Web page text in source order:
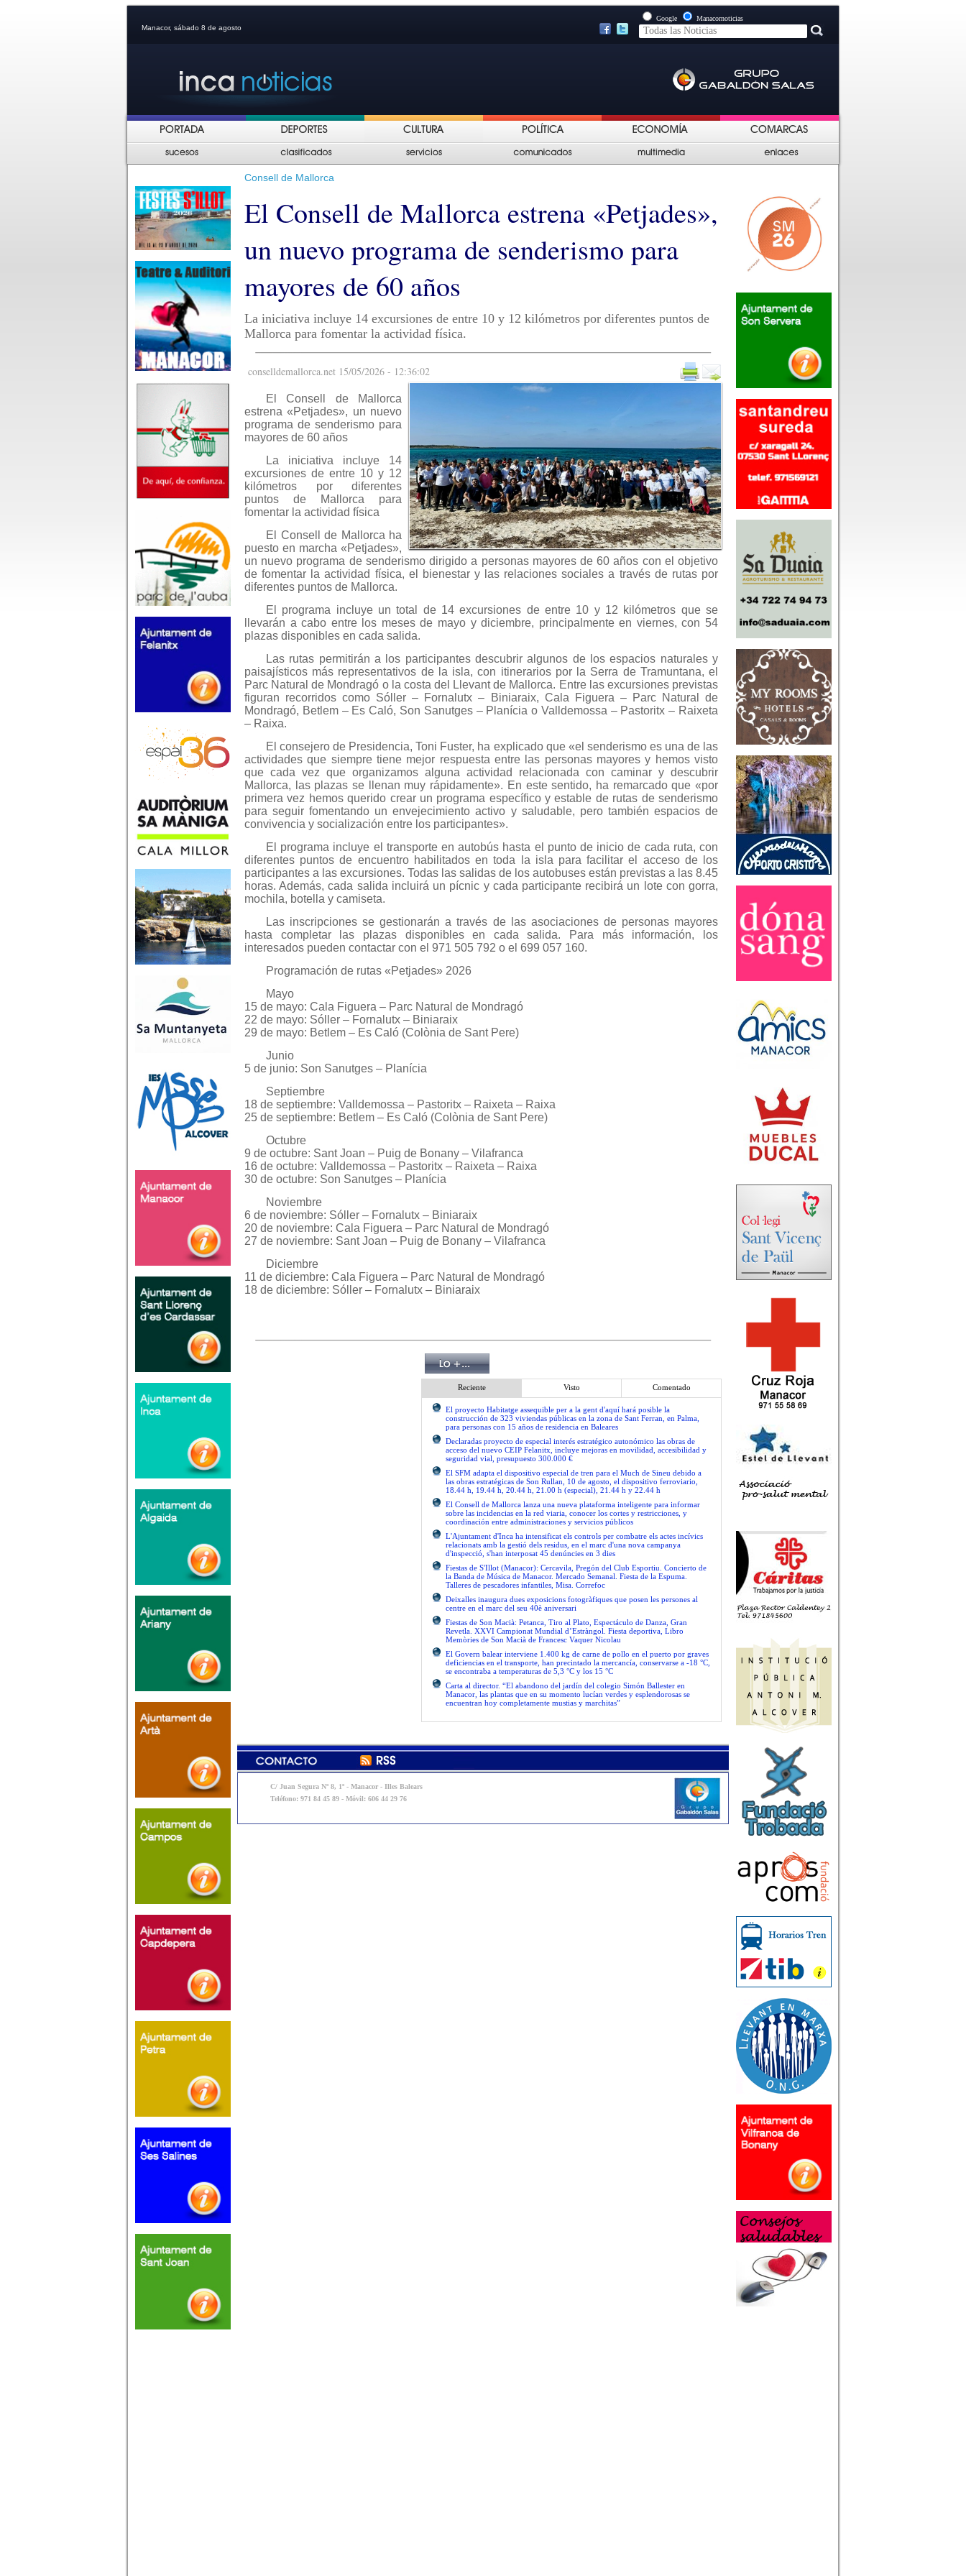
Manacor, sábado 8 de agosto
Google Manacornoticias
Consell de Mallorca
El Consell de Mallorca estrena «Petjades»,
un nuevo programa de senderismo para
mayores de 60 años
La iniciativa incluye 14 excursiones de entre 10 y 12 kilómetros por diferentes puntos de
Mallorca para fomentar la actividad física.
conselldemallorca.net 15/05/2026 - 12:36:02
El Consell de Mallorca
estrena «Petjades», un nuevo
programa de senderismo para
mayores de 60 años
La iniciativa incluye 14
excursiones de entre 10 y 12
kilómetros por diferentes
puntos de Mallorca para
fomentar la actividad física
El Consell de Mallorca ha
puesto en marcha «Petjades»,
un nuevo programa de senderismo dirigido a personas mayores de 60 años con el objetivo
de fomentar la actividad física, el bienestar y las relaciones sociales a través de rutas por
diferentes puntos de Mallorca.
El programa incluye un total de 14 excursiones de entre 10 y 12 kilómetros que se
llevarán a cabo entre los meses de mayo y diciembre, principalmente en viernes, con 54
plazas disponibles en cada salida.
Las rutas permitirán a los participantes descubrir algunos de los espacios naturales y
paisajísticos más representativos de la isla, con itinerarios por la Serra de Tramuntana, el
Parc Natural de Mondragó o la costa del Llevant de Mallorca. Entre las excursiones previstas
figuran recorridos como Sóller – Fornalutx – Biniaraix, Cala Figuera – Parc Natural de
Mondragó, Betlem – Es Caló, Son Sanutges – Planícia o Valldemossa – Pastoritx – Raixeta
– Raixa.
El consejero de Presidencia, Toni Fuster, ha explicado que «el senderismo es una de las
actividades que siempre tiene mejor respuesta entre las personas mayores y hemos visto
que cada vez que organizamos alguna actividad relacionada con caminar y descubrir
Mallorca, las plazas se llenan muy rápidamente». En este sentido, ha remarcado que «por
primera vez hemos querido crear un programa específico y estable de rutas de senderismo
para seguir fomentando un envejecimiento activo y saludable, pero también espacios de
convivencia y socialización entre los participantes».
El programa incluye el transporte en autobús hasta el punto de inicio de cada ruta, con
diferentes puntos de encuentro habilitados en toda la isla para facilitar el acceso de los
participantes a las excursiones. Todas las salidas de los autobuses están previstas a las 8.45
horas. Además, cada salida incluirá un pícnic y cada participante recibirá un lote con gorra,
mochila, botella y camiseta.
Las inscripciones se gestionarán a través de las asociaciones de personas mayores
hasta completar las plazas disponibles en cada salida. Para más información, los
interesados pueden contactar con el 971 505 792 o el 699 057 160.
Programación de rutas «Petjades» 2026
Mayo
15 de mayo: Cala Figuera – Parc Natural de Mondragó
22 de mayo: Sóller – Fornalutx – Biniaraix
29 de mayo: Betlem – Es Caló (Colònia de Sant Pere)
Junio
5 de junio: Son Sanutges – Planícia
Septiembre
18 de septiembre: Valldemossa – Pastoritx – Raixeta – Raixa
25 de septiembre: Betlem – Es Caló (Colònia de Sant Pere)
Octubre
9 de octubre: Sant Joan – Puig de Bonany – Vilafranca
16 de octubre: Valldemossa – Pastoritx – Raixeta – Raixa
30 de octubre: Son Sanutges – Planícia
Noviembre
6 de noviembre: Sóller – Fornalutx – Biniaraix
20 de noviembre: Cala Figuera – Parc Natural de Mondragó
27 de noviembre: Sant Joan – Puig de Bonany – Vilafranca
Diciembre
11 de diciembre: Cala Figuera – Parc Natural de Mondragó
18 de diciembre: Sóller – Fornalutx – Biniaraix
Reciente Visto Comentado
El proyecto Habitatge assequible per a la gent d'aquí hará posible la
construcción de 323 viviendas públicas en la zona de Sant Ferran, en Palma,
para personas con 15 años de residencia en Baleares
Declaradas proyecto de especial interés estratégico autonómico las obras de
acceso del nuevo CEIP Felanitx, incluye mejoras en movilidad, accesibilidad y
seguridad vial, presupuesto 300.000 €
El SFM adapta el dispositivo especial de tren para el Much de Sineu debido a
las obras estratégicas de Son Rullan, 10 de agosto, el dispositivo ferroviario,
18.44 h, 19.44 h, 20.44 h, 21.00 h (especial), 21.44 h y 22.44 h
El Consell de Mallorca lanza una nueva plataforma inteligente para informar
sobre las incidencias en la red viaria, conocer los cortes y restricciones, y
coordinación entre administraciones y servicios públicos
L'Ajuntament d'Inca ha intensificat els controls per combatre els actes incívics
relacionats amb la gestió dels residus, en el marc d'una nova campanya
d'inspecció, s'han interposat 45 denúncies en 3 dies
Fiestas de S'Illot (Manacor): Cercavila, Pregón del Club Esportiu. Concierto de
la Banda de Música de Manacor. Mercado Semanal. Fiesta de la Espuma.
Talleres de pescadores infantiles, Misa. Correfoc
Deixalles inaugura dues exposicions fotogràfiques que posen les persones al
centre en el marc del seu 40è aniversari
Fiestas de Son Macià: Petanca, Tiro al Plato, Espectáculo de Danza, Gran
Revetla. XXVI Campionat Mundial d’Estràngol. Fiesta deportiva, Libro
Memòries de Son Macià de Francesc Vaquer Nicolau
El Govern balear interviene 1.400 kg de carne de pollo en el puerto por graves
deficiencias en el transporte, han precintado la mercancía, conservarse a -18 °C,
se encontraba a temperaturas de 5,3 °C y los 15 °C
Carta al director. “El abandono del jardín del colegio Simón Ballester en
Manacor, las plantas que en su momento lucían verdes y esplendorosas se
encuentran hoy completamente mustias y marchitas”
C/ Juan Segura Nº 8, 1º - Manacor - Illes Balears
Teléfono: 971 84 45 89 - Móvil: 606 44 29 76